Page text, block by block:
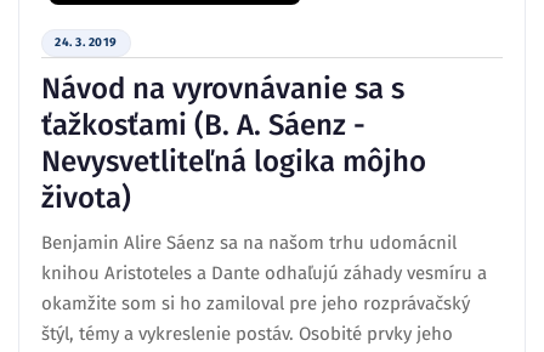
24. 3. 2019
Návod na vyrovnávanie sa s
ťažkosťami (B. A. Sáenz -
Nevysvetliteľná logika môjho
života)
Benjamin Alire Sáenz sa na našom trhu udomácnil
knihou Aristoteles a Dante odhaľujú záhady vesmíru a
okamžite som si ho zamiloval pre jeho rozprávačský
štýl, témy a vykreslenie postáv. Osobité prvky jeho